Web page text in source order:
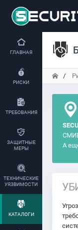
ГЛАВНАЯ
РИСКИ
ТРЕБОВАНИЯ
ЗАЩИТНЫЕ
МЕРЫ
ТЕХНИЧЕСКИЕ
УЯЗВИМОСТИ
КАТАЛОГИ
А